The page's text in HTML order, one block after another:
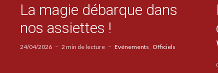
La magie débarque dans
nos assiettes !
24/04/2026 2 min de lecture Evénements Officiels